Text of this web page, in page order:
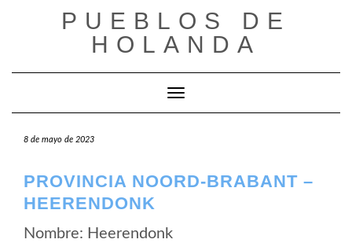
PUEBLOS DE
HOLANDA
Cambiar modo de navegación
8 de mayo de 2023
PROVINCIA NOORD-BRABANT –
HEERENDONK
Nombre: Heerendonk